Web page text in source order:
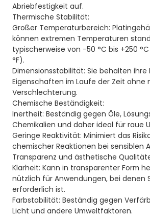
Abriebfestigkeit auf.
Thermische Stabilität:
Großer Temperaturbereich:
können extremen Temperaturen
typischerweise von -50 °C bis +250
°F).
Dimensionsstabilität: Sie behalten ihre
Eigenschaften im Laufe der Zeit ohne
Verschlechterung.
Chemische Beständigkeit:
Inertheit: Beständig gegen Öle,
Chemikalien und daher ideal für raue
Geringe Reaktivität: Minimiert das
chemischer Reaktionen bei sensiblen
Transparenz und ästhetische
Klarheit: Kann in transparenter Form
nützlich für Anwendungen, bei denen
erforderlich ist.
Farbstabilität: Beständig gegen
Licht und andere Umweltfaktoren.